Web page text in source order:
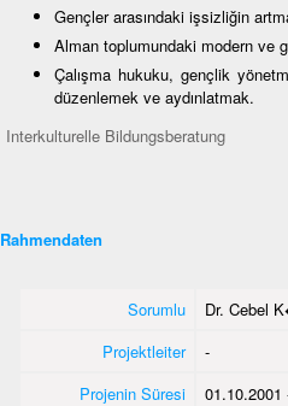
Gençler arasındaki işsizliğin
Alman toplumundaki modern ve
Çalışma hukuku, gençlik
düzenlemek ve aydınlatmak.
Interkulturelle Bildungsberatung
Rahmendaten
Sorumlu
Dr. Cebel
Projektleiter
-
Projenin Süresi
01.10.2001